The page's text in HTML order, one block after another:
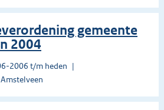
gemeente
2004
2006 t/m heden